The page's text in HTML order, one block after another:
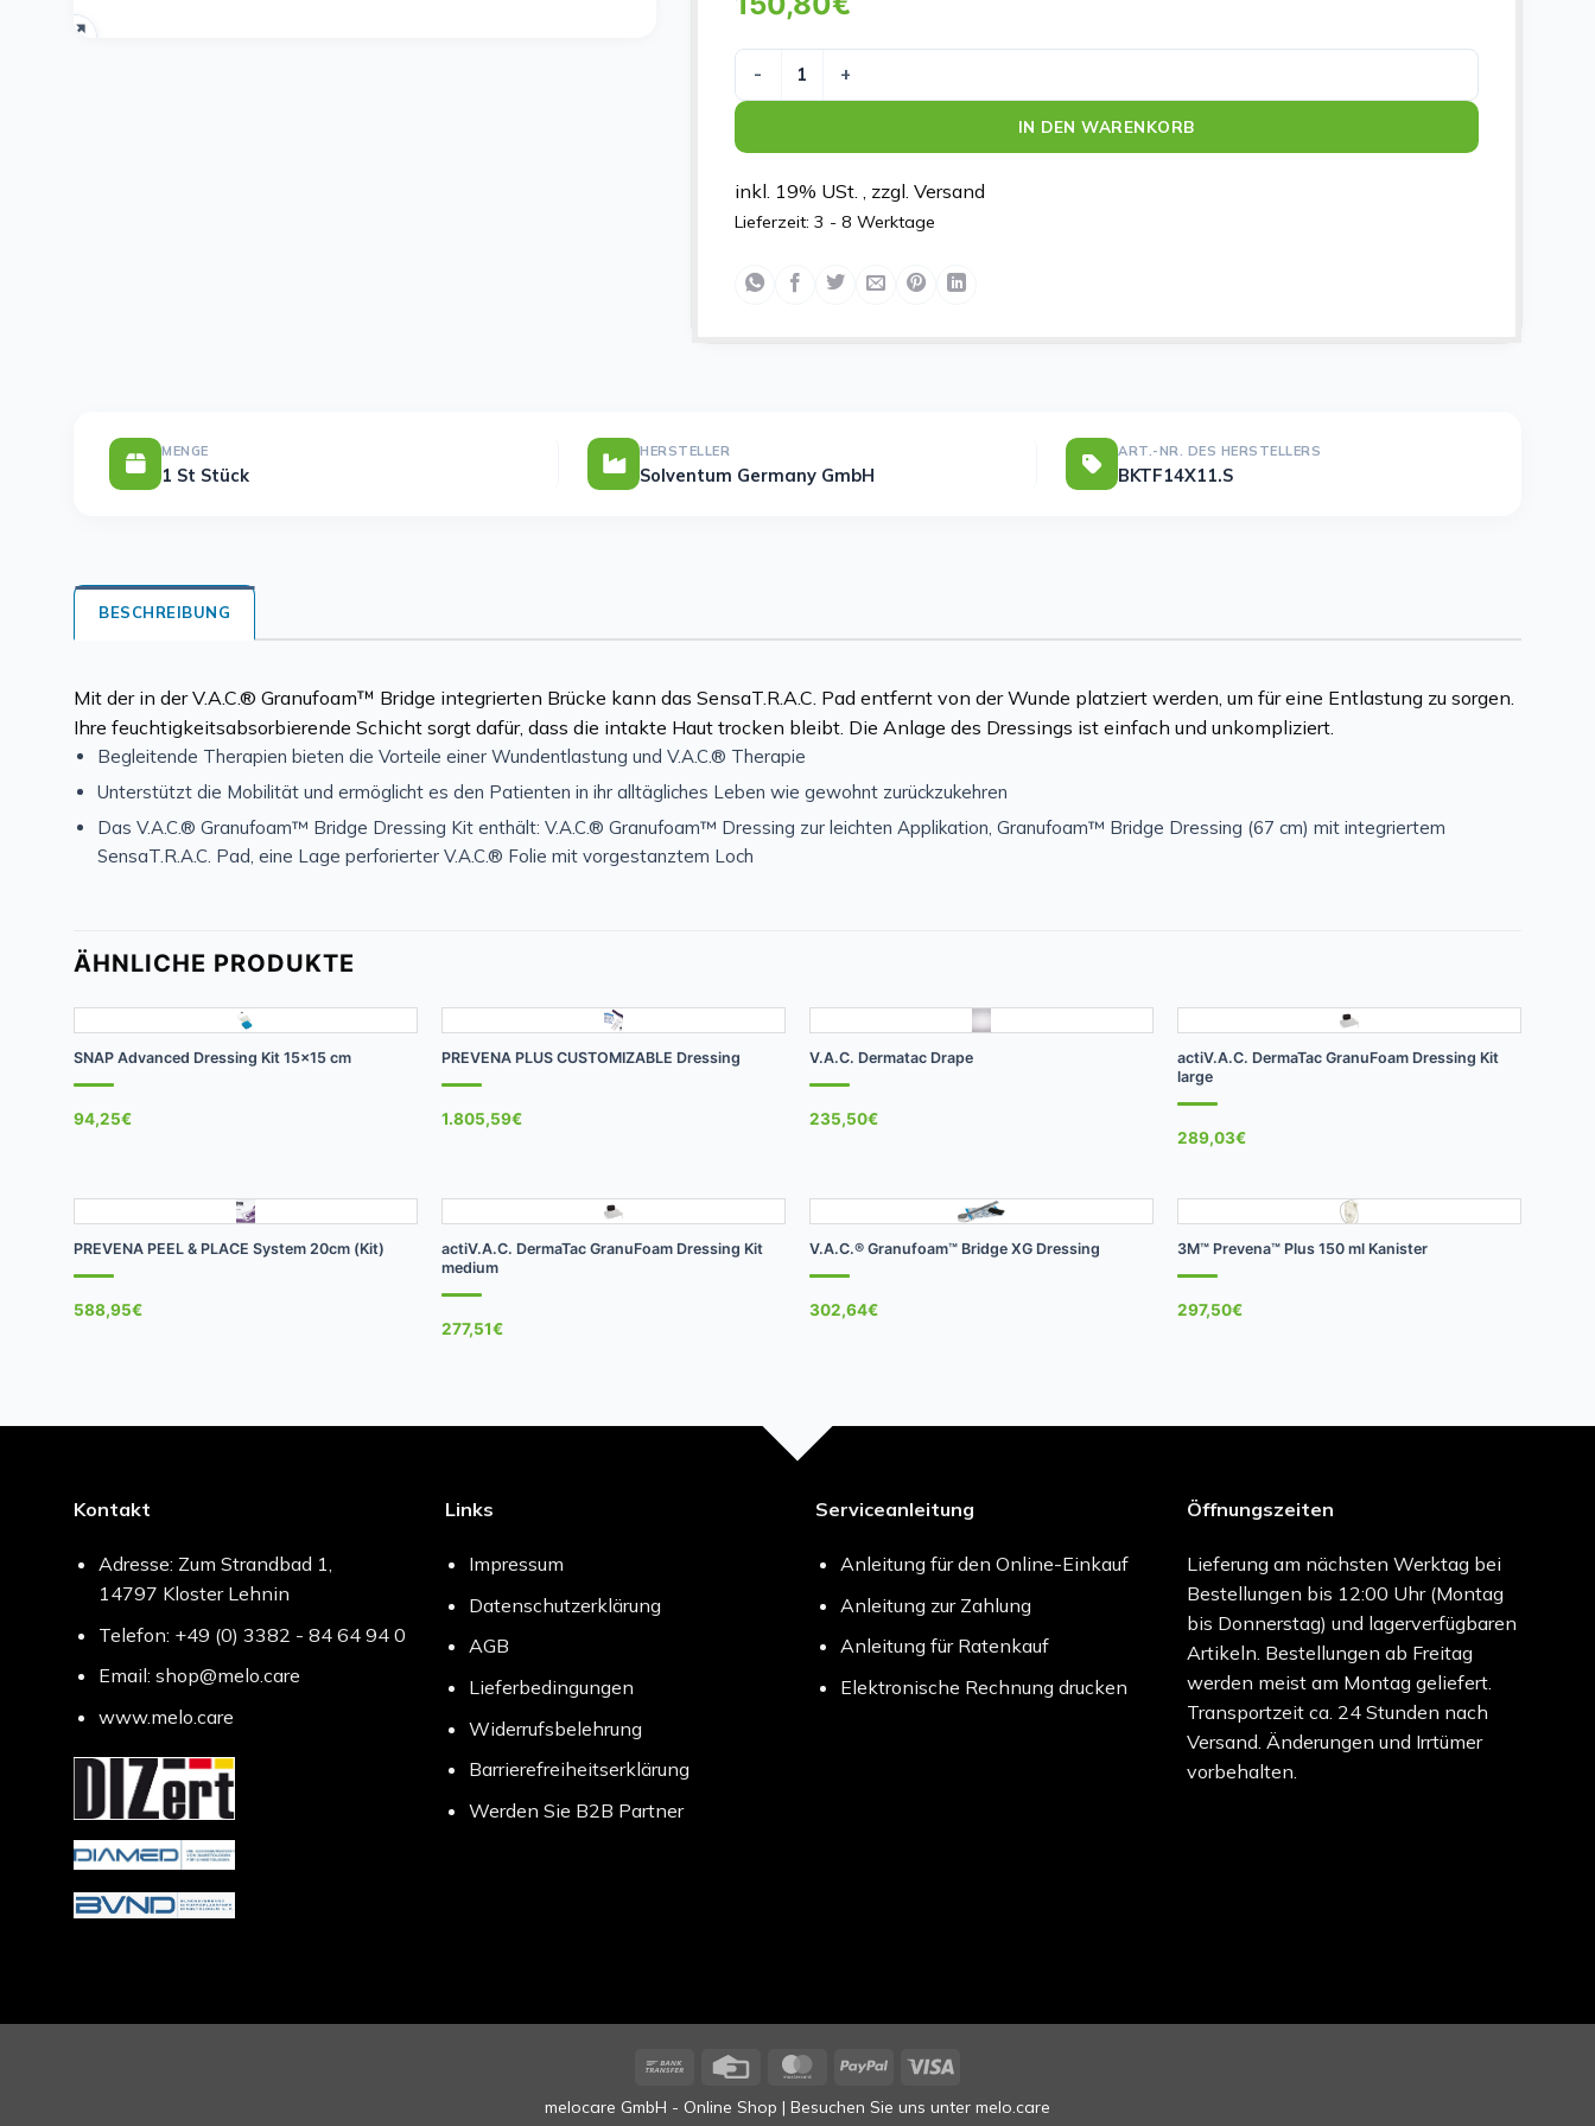
actiVAC Granufoam Bridge Dressing Kit Menge
IN DEN WARENKORB
inkl. 19% USt. , zzgl. Versand
Lieferzeit: 3 - 8 Werktage
MENGE
1 St Stück
HERSTELLER
Solventum Germany GmbH
ART.-NR. DES HERSTELLERS
BKTF14X11.S
BESCHREIBUNG
Mit der in der V.A.C.® Granufoam™ Bridge integrierten Brücke kann das SensaT.R.A.C. Pad entfernt von der Wunde platziert werden, um für eine Entlastung zu sorgen.
Ihre feuchtigkeitsabsorbierende Schicht sorgt dafür, dass die intakte Haut trocken bleibt. Die Anlage des Dressings ist einfach und unkompliziert.
Begleitende Therapien bieten die Vorteile einer Wundentlastung und V.A.C.® Therapie
Unterstützt die Mobilität und ermöglicht es den Patienten in ihr alltägliches Leben wie gewohnt zurückzukehren
Das V.A.C.® Granufoam™ Bridge Dressing Kit enthält: V.A.C.® Granufoam™ Dressing zur leichten Applikation, Granufoam™ Bridge Dressing (67 cm) mit integriertem
SensaT.R.A.C. Pad, eine Lage perforierter V.A.C.® Folie mit vorgestanztem Loch
ÄHNLICHE PRODUKTE
SNAP Advanced Dressing Kit 15×15 cm
94,25€
PREVENA PLUS CUSTOMIZABLE Dressing
1.805,59€
V.A.C. Dermatac Drape
235,50€
actiV.A.C. DermaTac GranuFoam Dressing Kit
large
289,03€
PREVENA PEEL & PLACE System 20cm (Kit)
588,95€
actiV.A.C. DermaTac GranuFoam Dressing Kit
medium
277,51€
V.A.C.® Granufoam™ Bridge XG Dressing
302,64€
3M™ Prevena™ Plus 150 ml Kanister
297,50€
Kontakt
Adresse: Zum Strandbad 1,
14797 Kloster Lehnin
Telefon: +49 (0) 3382 - 84 64 94 0
Email: shop@melo.care
www.melo.care
Links
Impressum
Datenschutzerklärung
AGB
Lieferbedingungen
Widerrufsbelehrung
Barrierefreiheitserklärung
Werden Sie B2B Partner
Serviceanleitung
Anleitung für den Online-Einkauf
Anleitung zur Zahlung
Anleitung für Ratenkauf
Elektronische Rechnung drucken
Öffnungszeiten
Lieferung am nächsten Werktag bei
Bestellungen bis 12:00 Uhr (Montag
bis Donnerstag) und lagerverfügbaren
Artikeln. Bestellungen ab Freitag
werden meist am Montag geliefert.
Transportzeit ca. 24 Stunden nach
Versand. Änderungen und Irrtümer
vorbehalten.
Bank
Credit
MasterCardPayPal
melocare GmbH - Online Shop | Besuchen Sie uns unter melo.care